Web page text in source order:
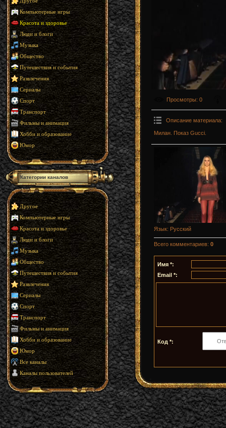
Компьютерные игры
Красота и здоровье
Люди и блоги
Музыка
Общество
Путешествия и события
Развлечения
Сериалы
Спорт
Транспорт
Фильмы и анимация
Хобби и образование
Юмор
Категории каналов
Другое
Компьютерные игры
Красота и здоровье
Люди и блоги
Музыка
Общество
Путешествия и события
Развлечения
Сериалы
Спорт
Транспорт
Фильмы и анимация
Хобби и образование
Юмор
Все каналы
Каналы пользователей
Просмотры: 0
Описание материала:
Милан. Показ Gucci.
Язык: Русский
Всего комментариев: 0
Имя *:
Email *:
Код *: